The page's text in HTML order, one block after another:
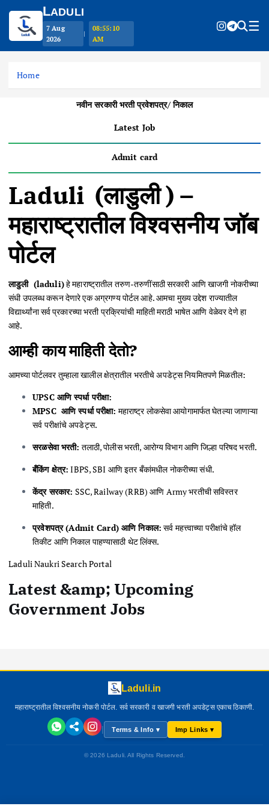
Home
नवीन सरकारी भरतीप्रवेशपत्र/निकाल
Latest Job
Admit card
Laduli (लाडुली ) –
महाराष्ट्रातील विश्वसनीय जॉब
पोर्टल
लाडुली (laduli)हे महाराष्ट्रातील तरुण-तरुणींसाठी सरकारी आणि खाजगी नोकरीच्या
संधी उपलब्ध करून देणारे एक अग्रगण्य पोर्टल आहे. आमचा मुख्य उद्देश राज्यातील
विद्यार्थ्यांना सर्व प्रकारच्या भरती प्रक्रियांची माहिती मराठी भाषेत आणि वेळेवर देणे हा
आहे.
आम्ही काय माहिती देतो?
आमच्या पोर्टलवर तुम्हाला खालील क्षेत्रातील भरतीचे अपडेट्स नियमितपणे मिळतील:
UPSC आणि स्पर्धा परीक्षा:
MPSC आणि स्पर्धा परीक्षा: महाराष्ट्र लोकसेवा आयोगामार्फत घेतल्या जाणाऱ्या
सर्व परीक्षांचे अपडेट्स.
सरळसेवा भरती: तलाठी, पोलीस भरती, आरोग्य विभाग आणि जिल्हा परिषद भरती.
बँकिंग क्षेत्र: IBPS, SBI आणि इतर बँकांमधील नोकरीच्या संधी.
केंद्र सरकार: SSC, Railway (RRB) आणि Army भरतीची सविस्तर
माहिती.
प्रवेशपत्र(Admit Card) आणि निकाल: सर्व महत्त्वाच्या परीक्षांचे हॉल
तिकीट आणि निकाल पाहण्यासाठी थेट लिंक्स.
Laduli Naukri Search Portal
Latest &amp; Upcoming
Government Jobs
Laduli.in
महाराष्ट्रातील विश्वसनीय नोकरी पोर्टल. सर्व सरकारी व खाजगी भरती अपडेट्स एकाच ठिकाणी.
| Terms & Info ▾ Imp Links ▾
© 2026 Laduli. All Rights Reserved.
LADULI
7 Aug
2026
|
08:55:10
AM
☰